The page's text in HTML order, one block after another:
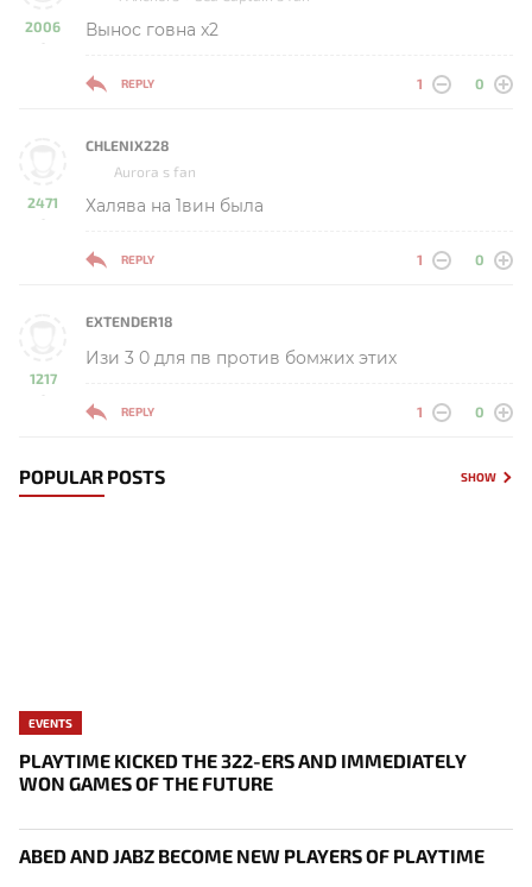
2006
-
Вынос говна x2
REPLY 1 0
2471
-
CHLENIX228
Aurora s fan
Халява на 1вин была
REPLY 1 0
1217
-
EXTENDER18
Изи 3 0 для пв против бомжих этих
REPLY 1 0
POPULAR POSTS SHOW
EVENTS
PLAYTIME KICKED THE 322-ERS AND IMMEDIATELY
WON GAMES OF THE FUTURE
ABED AND JABZ BECOME NEW PLAYERS OF PLAYTIME